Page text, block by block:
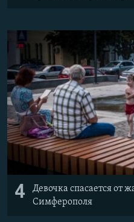
4
Девочка спасается от
Симферополя